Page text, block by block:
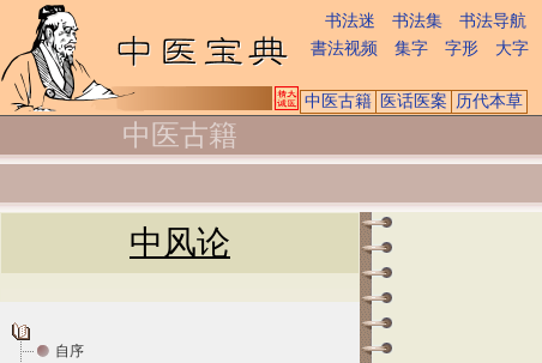
书法迷 书法集 书法导航
書法视频
集字 字形 大字
中医古籍 医话医案 历代本草
中医古籍
中风论
自序